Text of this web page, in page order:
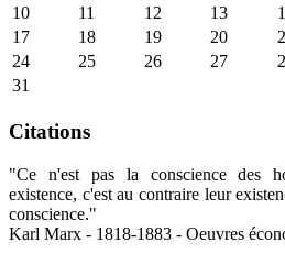
10
11 12 13
17
18 19 20
24
25 26 27
31
Citations
"Ce n'est pas la conscience des
existence, c'est au contraire leur
conscience."
Karl Marx - 1818-1883 - Oeuvres